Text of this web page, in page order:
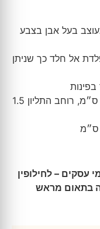
בעל אבן בצבע
אל חלד כך שניתן
אורך השרשרת ניתן לבחירה 60 או 70 ס״מ, רוחב התליון 1.5
זה זמין במלאי ויסופק בתוך 3 ימי עסקים – לחילופין
בתאום מראש